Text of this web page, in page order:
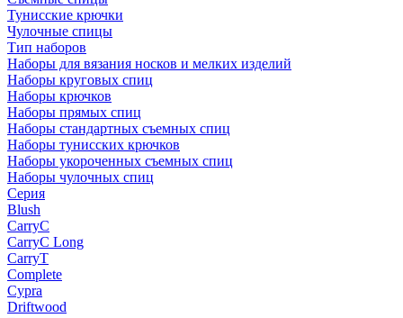
Тунисские крючки
Чулочные спицы
Тип наборов
Наборы для вязания носков и мелких изделий
Наборы круговых спиц
Наборы крючков
Наборы прямых спиц
Наборы стандартных съемных спиц
Наборы тунисских крючков
Наборы укороченных съемных спиц
Наборы чулочных спиц
Серия
Blush
CarryC
CarryC Long
CarryT
Complete
Cypra
Driftwood